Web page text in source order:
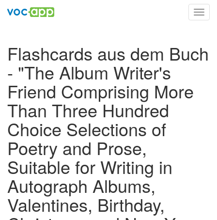
Flashcards aus dem Buch
- "The Album Writer's
Friend Comprising More
Than Three Hundred
Choice Selections of
Poetry and Prose,
Suitable for Writing in
Autograph Albums,
Valentines, Birthday,